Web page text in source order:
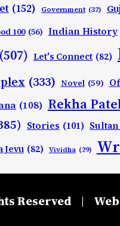
(152) Government (32)
100 (56) Indian History
(507) Let's Connect (82)
(333) Novel (59)
(108) Rekha
Stories (101)
Jevu (82) Vividha (29)
Reserved |